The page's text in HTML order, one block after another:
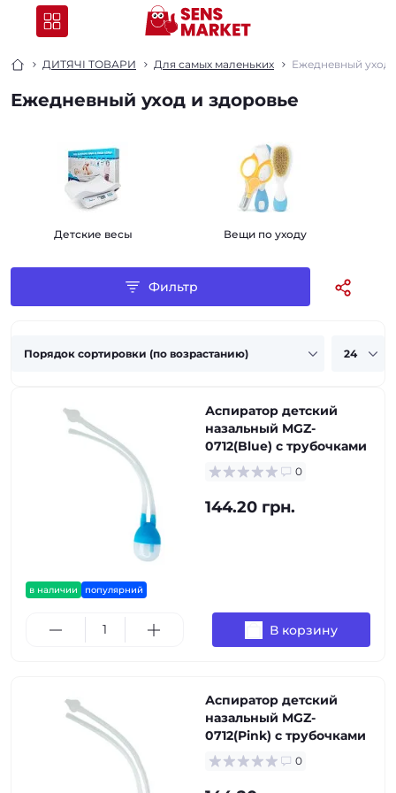
ДИТЯЧІ ТОВАРИ Для самых маленьких Ежедневный уход
Ежедневный уход и здоровье
Детские весы Вещи по уходу
Фильтр
в наличии популярний
Аспиратор детский
назальный MGZ-
0712(Blue) с трубочками
0
144.20 грн.
В корзину
Аспиратор детский
назальный MGZ-
0712(Pink) с трубочками
0